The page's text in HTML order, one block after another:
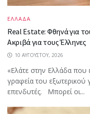
ΕΛΛΑΔΑ
Real Estate: Φθηνά για
Ακριβά για τους Έλληνες
10 ΑΥΓΟΎΣΤΟΥ, 2026
«Ελάτε στην Ελλάδα που
γραφεία του
επενδυτές. Μπορεί οι...